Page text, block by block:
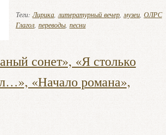
Теги:Лирика,литературный вечер,музеи, ОЛРС
Глагол,переводы, песни
сонет», «Я столько
«Начало романа»,